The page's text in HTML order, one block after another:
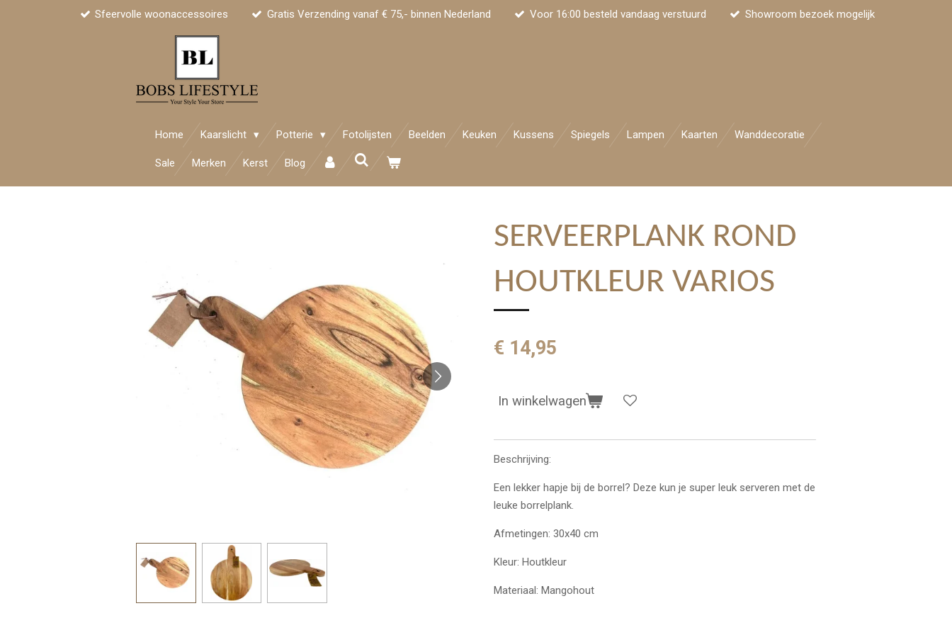
Sfeervolle woonaccessoires Gratis Verzending vanaf € 75,- binnen Nederland Voor 16:00 besteld vandaag verstuurd Showroom bezoek mogelijk
Home Kaarslicht Potterie Fotolijsten Beelden Keuken Kussens Spiegels Lampen Kaarten Wanddecoratie
Sale Merken Kerst Blog
SERVEERPLANK ROND
HOUTKLEUR VARIOS
€ 14,95
In winkelwagen
Beschrijving:
Een lekker hapje bij de borrel? Deze kun je super leuk serveren met de
leuke borrelplank.
Afmetingen: 30x40 cm
Kleur: Houtkleur
Materiaal: Mangohout